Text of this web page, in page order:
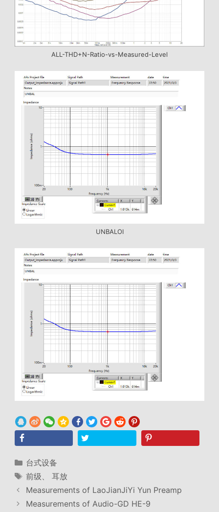
ALL-THD+N-Ratio-vs-Measured-Level
UNBALOI
分
类
台式设备
标
签
前级、 耳放
Measurements of LaoJianJiYi Yun Preamp
Measurements of Audio-GD HE-9